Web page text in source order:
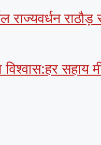
राठौड़
सहाय